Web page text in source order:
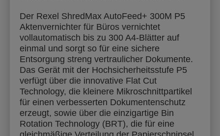
Der Rexel ShredMax AutoFeed+ 300M P5
Aktenvernichter für Büros vernichtet
vollautomatisch bis zu 300 A4-Blätter auf
einmal und sorgt so für eine sichere
Entsorgung streng vertraulicher Dokumente.
Das Gerät mit der Hochsicherheitsstufe P5
verfügt über die innovative Flat Cut
Technology, die kleinere Mikroschnittpartikel
für einen verbesserten Dokumentenschutz
erzeugt, sowie über die einzigartige Bin
Rotation Technology (BRT), die für eine